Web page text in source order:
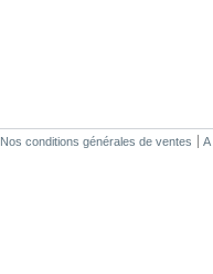
Nos conditions générales de ventes A